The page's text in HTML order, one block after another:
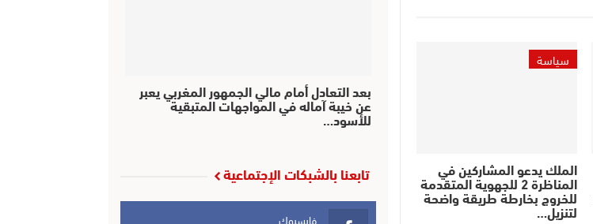
سياسة
الملك يدعو المشاركين في
المناظرة 2 للجهوية المتقدمة
للخروج بخارطة طريقة واضحة
لتنزيل…
بعد التعادل أمام مالي الجمهور المغربي يعبر
عن خيبة آماله في المواجهات المتبقية
للأسود…
تابعنا بالشبكات الإجتماعية
فايسبوك